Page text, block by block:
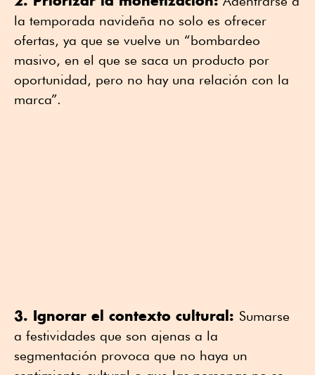
la temporada navideña no solo es ofrecer
ofertas, ya que se vuelve un “bombardeo
masivo, en el que se saca un producto por
oportunidad, pero no hay una relación con la
marca”.
3. Ignorar el contexto cultural: Sumarse
a festividades que son ajenas a la
segmentación provoca que no haya un